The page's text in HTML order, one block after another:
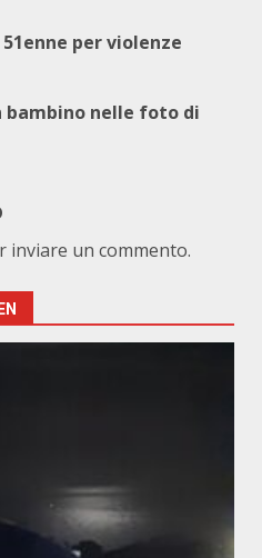
per violenze
bambino nelle foto di
inviare un commento.